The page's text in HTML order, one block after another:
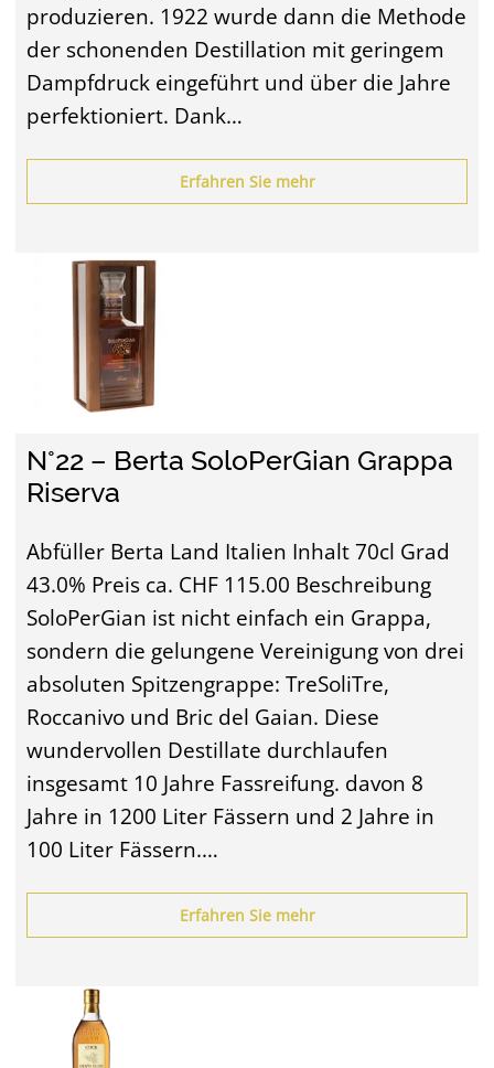
produzieren. 1922 wurde dann die Methode
der schonenden Destillation mit geringem
Dampfdruck eingeführt und über die Jahre
perfektioniert. Dank…
Erfahren Sie mehr
N°22 – Berta SoloPerGian Grappa
Riserva
Abfüller Berta Land Italien Inhalt 70cl Grad
43.0% Preis ca. CHF 115.00 Beschreibung
SoloPerGian ist nicht einfach ein Grappa,
sondern die gelungene Vereinigung von drei
absoluten Spitzengrappe: TreSoliTre,
Roccanivo und Bric del Gaian. Diese
wundervollen Destillate durchlaufen
insgesamt 10 Jahre Fassreifung. davon 8
Jahre in 1200 Liter Fässern und 2 Jahre in
100 Liter Fässern.…
Erfahren Sie mehr